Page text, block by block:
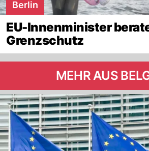
Berlin
EU-Innenminister
Grenzschutz
MEHR AUS